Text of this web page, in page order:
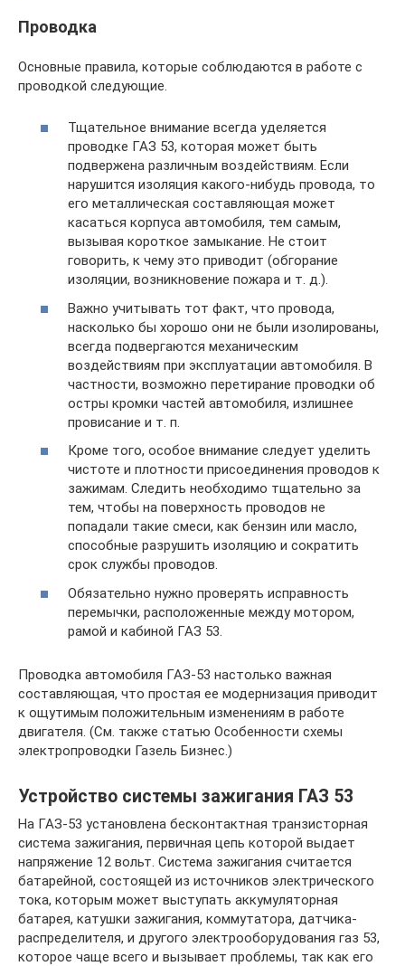
Проводка
Основные правила, которые соблюдаются в работе с
проводкой следующие.
Тщательное внимание всегда уделяется
проводке ГАЗ 53, которая может быть
подвержена различным воздействиям. Если
нарушится изоляция какого-нибудь провода, то
его металлическая составляющая может
касаться корпуса автомобиля, тем самым,
вызывая короткое замыкание. Не стоит
говорить, к чему это приводит (обгорание
изоляции, возникновение пожара и т. д.).
Важно учитывать тот факт, что провода,
насколько бы хорошо они не были изолированы,
всегда подвергаются механическим
воздействиям при эксплуатации автомобиля. В
частности, возможно перетирание проводки об
остры кромки частей автомобиля, излишнее
провисание и т. п.
Кроме того, особое внимание следует уделить
чистоте и плотности присоединения проводов к
зажимам. Следить необходимо тщательно за
тем, чтобы на поверхность проводов не
попадали такие смеси, как бензин или масло,
способные разрушить изоляцию и сократить
срок службы проводов.
Обязательно нужно проверять исправность
перемычки, расположенные между мотором,
рамой и кабиной ГАЗ 53.
Проводка автомобиля ГАЗ-53 настолько важная
составляющая, что простая ее модернизация приводит
к ощутимым положительным изменениям в работе
двигателя. (См. также статью Особенности схемы
электропроводки Газель Бизнес.)
Устройство системы зажигания ГАЗ 53
На ГАЗ-53 установлена бесконтактная транзисторная
система зажигания, первичная цепь которой выдает
напряжение 12 вольт. Система зажигания считается
батарейной, состоящей из источников электрического
тока, которым может выступать аккумуляторная
батарея, катушки зажигания, коммутатора, датчика-
распределителя, и другого электрооборудования газ 53,
которое чаще всего и вызывает проблемы, так как его